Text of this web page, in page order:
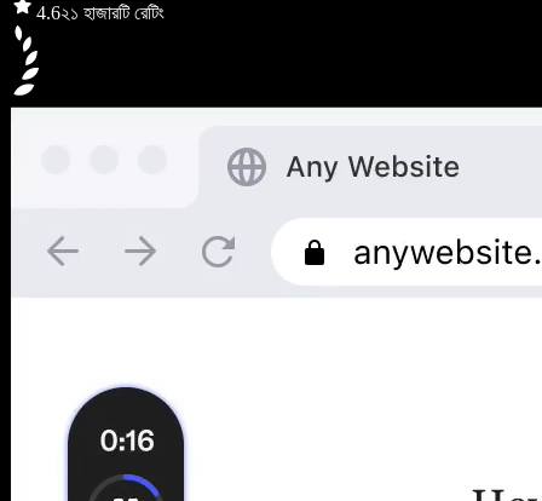
4.6২১ হাজারটি রেটিং